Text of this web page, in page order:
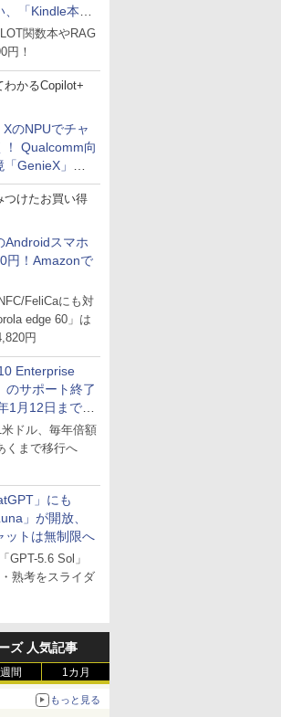
「Kindle本サ
第2弾開始！
関数本やRAG
円！
わかるCopilot+
のNPUでチャ
！ Qualcomm向
GenieX」を
つけたお買い得
Androidスマホ
円！Amazonで
FeliCaにも対
edge 60」は
円
Enterprise
のサポート終了
1月12日まで
日から販売
ドル、毎年倍額
くまで移行へ
」にも
」が開放、
ットは無制限へ
GPT-5.6 Sol」
熟考をスライダ
ズ 人気記事
間 1カ月
もっと見る